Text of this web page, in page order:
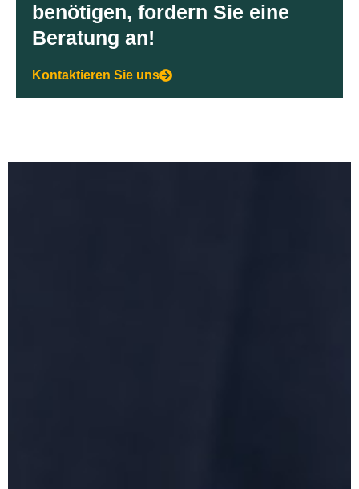
benötigen, fordern Sie eine
Beratung an!
Kontaktieren Sie uns